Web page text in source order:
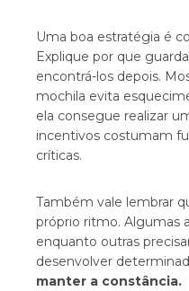
Uma boa estratégia é
Explique por que
encontrá-los depois.
mochila evita
ela consegue realizar
incentivos costumam
críticas.
Também vale lembrar
próprio ritmo. Algumas
enquanto outras
desenvolver
manter a constância.